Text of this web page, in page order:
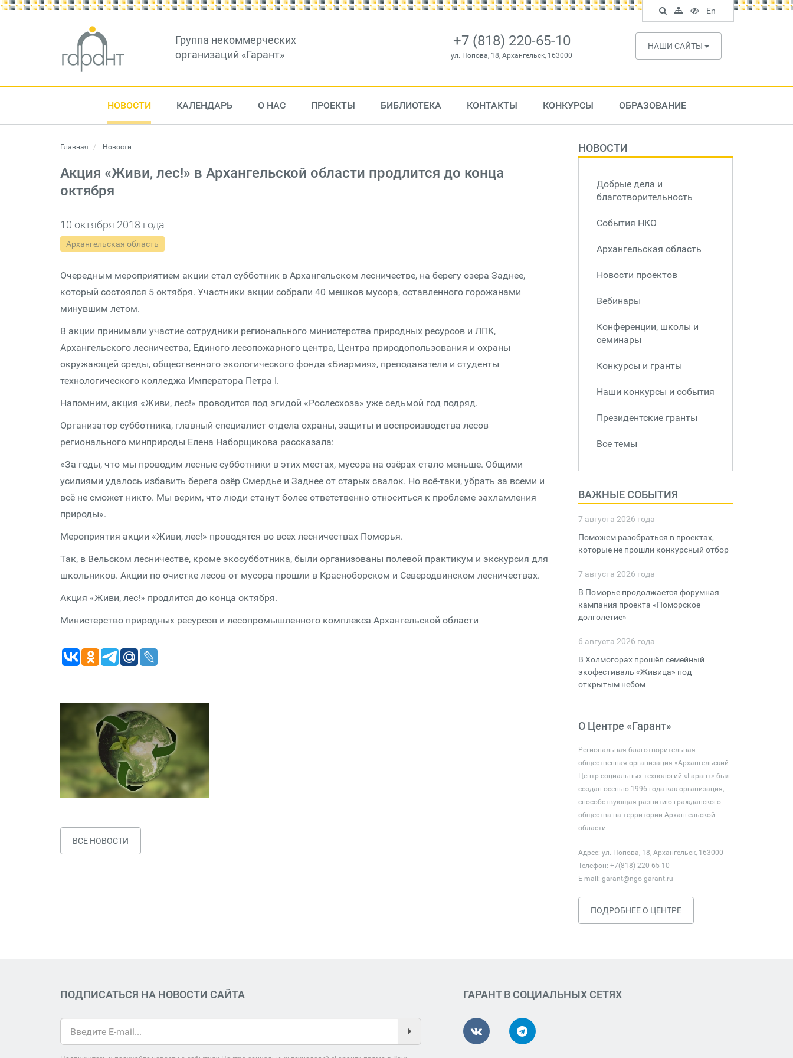
Группа некоммерческих
организаций «Гарант»
+7 (818) 220-65-10
ул. Попова, 18, Архангельск, 163000
НАШИ САЙТЫ
НОВОСТИ КАЛЕНДАРЬ О НАС ПРОЕКТЫ БИБЛИОТЕКА КОНТАКТЫ КОНКУРСЫ ОБРАЗОВАНИЕ
Главная Новости
Акция «Живи, лес!» в Архангельской области продлится до конца
октября
10 октября 2018 года
Архангельская область
Очередным мероприятием акции стал субботник в Архангельском лесничестве, на берегу озера Заднее,
который состоялся 5 октября. Участники акции собрали 40 мешков мусора, оставленного горожанами
минувшим летом.
В акции принимали участие сотрудники регионального министерства природных ресурсов и ЛПК,
Архангельского лесничества, Единого лесопожарного центра, Центра природопользования и охраны
окружающей среды, общественного экологического фонда «Биармия», преподаватели и студенты
технологического колледжа Императора Петра I.
Напомним, акция «Живи, лес!» проводится под эгидой «Рослесхоза» уже седьмой год подряд.
Организатор субботника, главный специалист отдела охраны, защиты и воспроизводства лесов
регионального минприроды Елена Наборщикова рассказала:
«За годы, что мы проводим лесные субботники в этих местах, мусора на озёрах стало меньше. Общими
усилиями удалось избавить берега озёр Смердье и Заднее от старых свалок. Но всё-таки, убрать за всеми и
всё не сможет никто. Мы верим, что люди станут более ответственно относиться к проблеме захламления
природы».
Мероприятия акции «Живи, лес!» проводятся во всех лесничествах Поморья.
Так, в Вельском лесничестве, кроме экосубботника, были организованы полевой практикум и экскурсия для
школьников. Акции по очистке лесов от мусора прошли в Красноборском и Северодвинском лесничествах.
Акция «Живи, лес!» продлится до конца октября.
Министерство природных ресурсов и лесопромышленного комплекса Архангельской области
ВСЕ НОВОСТИ
НОВОСТИ
Добрые дела и
благотворительность
События НКО
Архангельская область
Новости проектов
Вебинары
Конференции, школы и
семинары
Конкурсы и гранты
Наши конкурсы и события
Президентские гранты
Все темы
ВАЖНЫЕ СОБЫТИЯ
7 августа 2026 года
Поможем разобраться в проектах,
которые не прошли конкурсный отбор
7 августа 2026 года
В Поморье продолжается форумная
кампания проекта «Поморское
долголетие»
6 августа 2026 года
В Холмогорах прошёл семейный
экофестиваль «Живица» под
открытым небом
О Центре «Гарант»
Региональная благотворительная
общественная организация «Архангельский
Центр социальных технологий «Гарант» был
создан осенью 1996 года как организация,
способствующая развитию гражданского
общества на территории Архангельской
области
Адрес: ул. Попова, 18, Архангельск, 163000
Телефон: +7(818) 220-65-10
E-mail: garant@ngo-garant.ru
ПОДРОБНЕЕ О ЦЕНТРЕ
ПОДПИСАТЬСЯ НА НОВОСТИ САЙТА ГАРАНТ В СОЦИАЛЬНЫХ СЕТЯХ
Поиск
по
сайту
Карта
сайта
Версия
для
слабовидящих
En
English